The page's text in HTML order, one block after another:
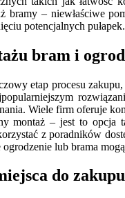
bramy – niewłaściwe
potencjalnych pułapek.
bram i
etap procesu
Wiele firm oferuje
montaż – jest to opcja
z poradników
lub brama
do